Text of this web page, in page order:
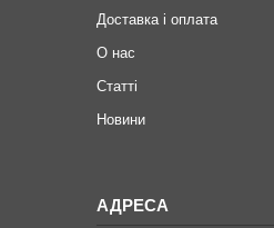
Доставка і оплата
О нас
Статті
Новини